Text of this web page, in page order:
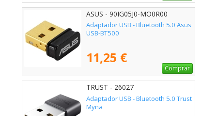
ASUS - 90IG05J0-MO0R00
Adaptador USB - Bluetooth 5.0 Asus
USB-BT500
11,25 €
Comprar
TRUST - 26027
Adaptador USB - Bluetooth 5.0 Trust
Myna